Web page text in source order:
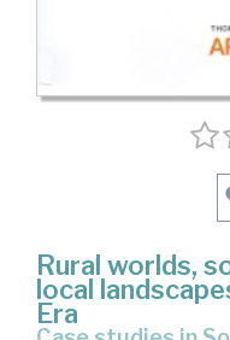
Rural worlds,
local
Era